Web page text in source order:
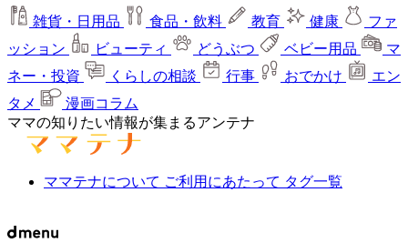
雑貨・日用品 食品・飲料 教育 健康
ファ
ッション
ビューティ どうぶつ ベビー用品
マ
ネー・投資
くらしの相談 行事 おでかけ
エン
タメ
漫画コラム
ママの知りたい情報が集まるアンテナ
ママテナについて ご利用にあたって タグ一覧